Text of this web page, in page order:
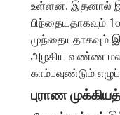
உள்ளன. இதனால்
பிந்தையதாகவும்
முந்தையதாகவும்
அழகிய வண்ண
காம்பவுண்டும்
புராண